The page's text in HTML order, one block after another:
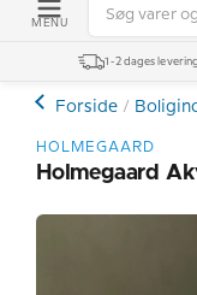
MENU
1-2 dages levering
Forside
HOLMEGAARD
Holmegaard